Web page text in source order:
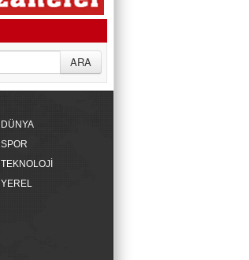
DÜNYA
SPOR
TEKNOLOJİ
YEREL